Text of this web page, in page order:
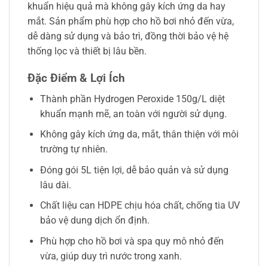
khuẩn hiệu quả mà không gây kích ứng da hay
mắt. Sản phẩm phù hợp cho hồ bơi nhỏ đến vừa,
dễ dàng sử dụng và bảo trì, đồng thời bảo vệ hệ
thống lọc và thiết bị lâu bền.
Đặc Điểm & Lợi Ích
Thành phần Hydrogen Peroxide 150g/L diệt
khuẩn mạnh mẽ, an toàn với người sử dụng.
Không gây kích ứng da, mắt, thân thiện với môi
trường tự nhiên.
Đóng gói 5L tiện lợi, dễ bảo quản và sử dụng
lâu dài.
Chất liệu can HDPE chịu hóa chất, chống tia UV
bảo vệ dung dịch ổn định.
Phù hợp cho hồ bơi và spa quy mô nhỏ đến
vừa, giúp duy trì nước trong xanh.